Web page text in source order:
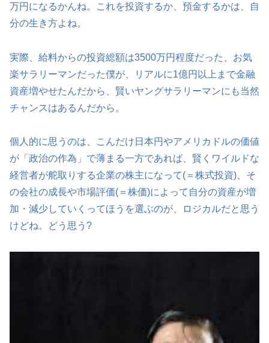
万円になるかんね。これを投資するか、預金するかは、自
分の生き方よね。
実際、給料からの投資総額は3500万円程度だった、お気
楽サラリーマンだった僕が、リアルに1億円以上まで金融
資産増やせたんだから、賢いヤングサラリーマンにも当然
チャンスはあるんだから。
個人的に思うのは、こんだけ日本円やアメリカドルの価値
が「政治の作為」で薄まる一方であれば、賢くワイルドな
経営者が舵取りする企業の株主になって(＝株式投資)、そ
の会社の成長や市場評価(＝株価)によって自分の資産が増
加・減少していくってほうを選ぶのが、ロジカルだと思う
けどね。どう思う?